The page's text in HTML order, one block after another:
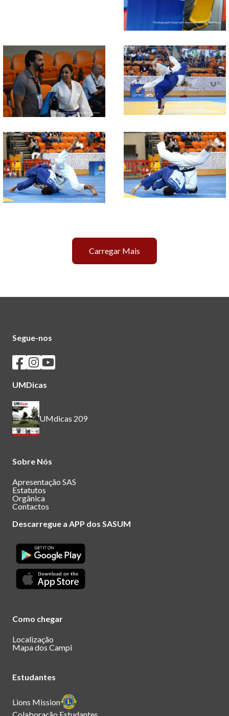
Carregar Mais
Segue-nos
Seguir os SASUM no Facebook
Seguir os SASUM no Instagram
Seguir os SASUM no Youtube
UMDicas
UMdicas 209
Sobre Nós
Apresentação SAS
Estatutos
Orgânica
Contactos
Descarregue a APP dos SASUM
Como chegar
Localização
Mapa dos Campi
Estudantes
Lions Mission